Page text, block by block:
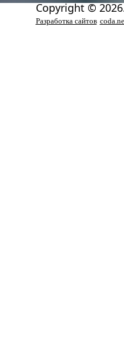
Copyright ©
Разработка сайтов